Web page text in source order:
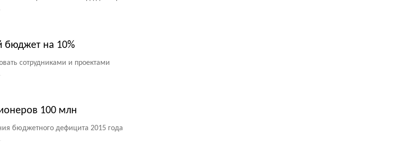
бюджет на 10%
сотрудниками и проектами
100 млн
бюджетного дефицита 2015 года